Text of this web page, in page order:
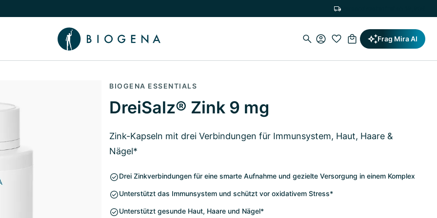
Wissen umschalten Frag Mira AI
BIOGENA ESSENTIALS
DreiSalz® Zink 9 mg
Zink-Kapseln mit drei Verbindungen für Immunsystem, Haut, Haare &
Nägel*
Drei Zinkverbindungen für eine smarte Aufnahme und gezielte Versorgung in einem Komplex
Unterstützt das Immunsystem und schützt vor oxidativem Stress*
Unterstützt gesunde Haut, Haare und Nägel*